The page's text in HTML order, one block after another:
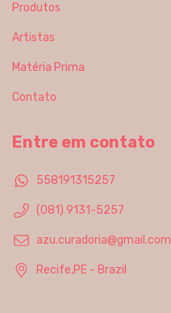
Produtos
Artistas
Matéria Prima
Contato
Entre em contato
558191315257
(081) 9131-5257
azu.curadoria@gmail.com
Recife,PE - Brazil